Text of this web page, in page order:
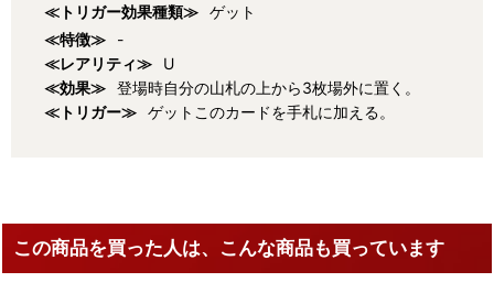
≪トリガー効果種類≫ ゲット
≪特徴≫
-
≪レアリティ≫
U
≪効果≫ 登場時自分の山札の上から3枚場外に置く。
≪トリガー≫ ゲットこのカードを手札に加える。
この商品を買った人は、こんな商品も買っています